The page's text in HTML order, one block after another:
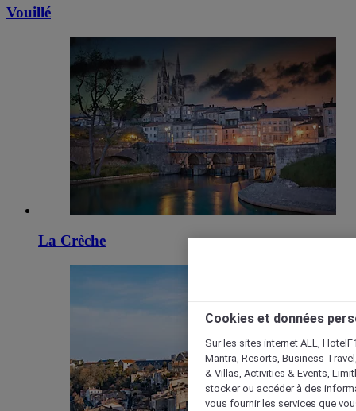
Vouillé
La Crèche
Cookies et données
Sur les sites internet ALL,
Mantra, Resorts, Business
& Villas, Activities & Events,
stocker ou accéder à des
vous fournir les services que